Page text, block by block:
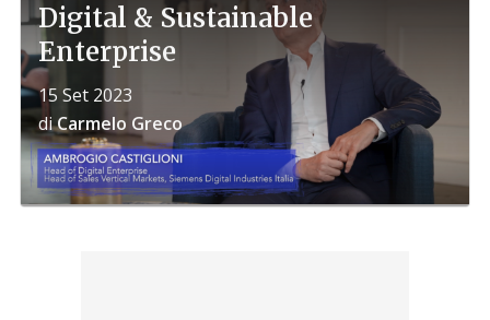
Digital & Sustainable
Enterprise
15 Set 2023
diCarmelo Greco